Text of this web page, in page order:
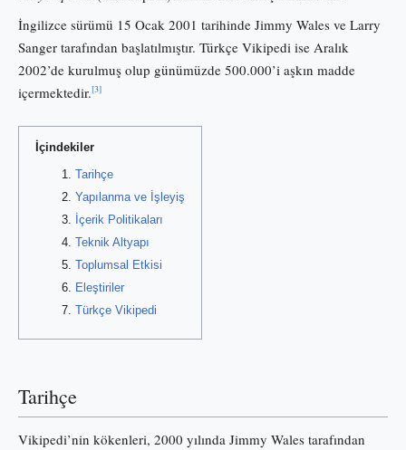
İngilizce sürümü 15 Ocak 2001 tarihinde Jimmy Wales ve Larry
Sanger tarafından başlatılmıştır. Türkçe Vikipedi ise Aralık
2002’de kurulmuş olup günümüzde 500.000’i aşkın madde
içermektedir.[3]
İçindekiler
Tarihçe
Yapılanma ve İşleyiş
İçerik Politikaları
Teknik Altyapı
Toplumsal Etkisi
Eleştiriler
Türkçe Vikipedi
Tarihçe
Vikipedi’nin kökenleri, 2000 yılında Jimmy Wales tarafından